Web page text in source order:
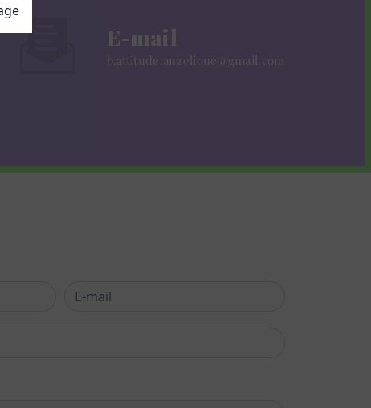
E-mail
b.attitude.angelique@gmail.com